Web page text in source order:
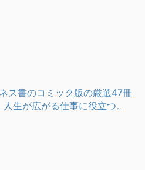
ス書のコミック版の厳選47冊
生が広がる仕事に役立つ。